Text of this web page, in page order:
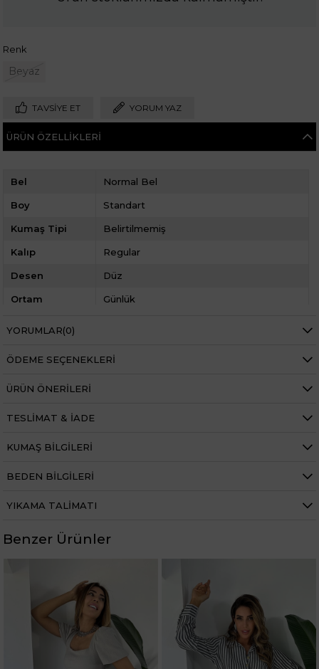
Renk
Beyaz
TAVSIYE ET YORUM YAZ
ÜRÜN ÖZELLIKLERI
Bel Normal Bel
Boy Standart
Kumaş Tipi Belirtilmemiş
Kalıp Regular
Desen Düz
Ortam Günlük
YORUMLAR(0)
ÖDEME SEÇENEKLERI
ÜRÜN ÖNERILERI
TESLIMAT & İADE
KUMAŞ BILGILERI
BEDEN BILGILERI
YIKAMA TALIMATI
Benzer Ürünler